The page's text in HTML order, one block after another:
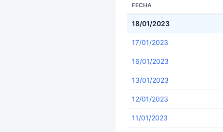
FECHA
18/01/2023
17/01/2023
16/01/2023
13/01/2023
12/01/2023
11/01/2023